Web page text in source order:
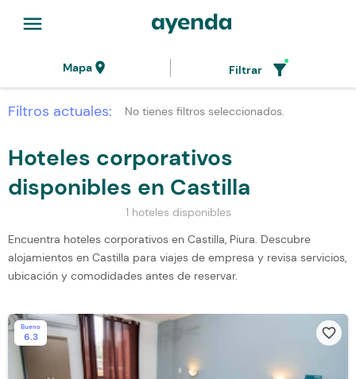
menu
Mapalocation_on Filtrar filter_alt
Filtros actuales: No tienes filtros seleccionados.
Hoteles corporativos
disponibles en Castilla
1 hoteles disponibles
Encuentra hoteles corporativos en Castilla, Piura. Descubre
alojamientos en Castilla para viajes de empresa y revisa servicios,
ubicación y comodidades antes de reservar.
Bueno
6.3 favorite_border